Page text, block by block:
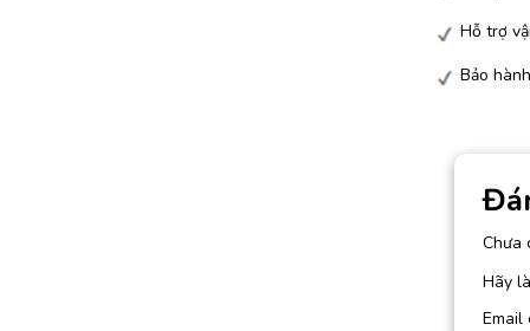
Hỗ trợ
Bảo
Chưa
Hãy
Email